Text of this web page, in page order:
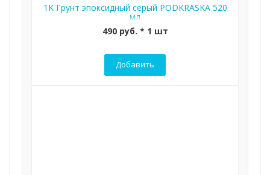
1K Грунт эпоксидный серый PODKRASKA 520
мл
490 руб. * 1 шт
Добавить